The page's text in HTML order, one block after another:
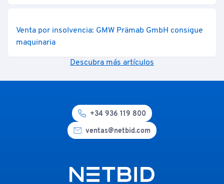
Venta por insolvencia: GMW Prämab GmbH consigue
maquinaria
Descubra más artículos
+34 936 119 800
ventas@netbid.com